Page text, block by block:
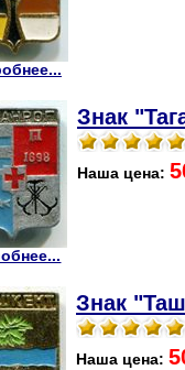
Знак
Наша цена:
Знак
Наша цена: